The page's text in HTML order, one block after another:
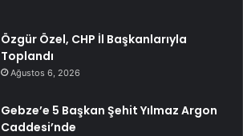
Özgür Özel, CHP İl Başkanlarıyla
Toplandı
Ağustos 6, 2026
Gebze’e 5 Başkan Şehit Yılmaz Argon
Caddesi’nde